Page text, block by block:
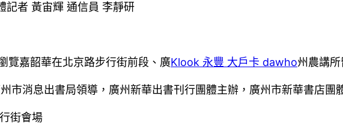
記者 黃宙輝 通信員 李靜研
覽嘉韶華在北京路步行街前段、廣Klook 永豐 大戶卡 dawho州農講
市消息出書局領導，廣州新華出書刊行團體主辦，廣州市新華書店團
街會場